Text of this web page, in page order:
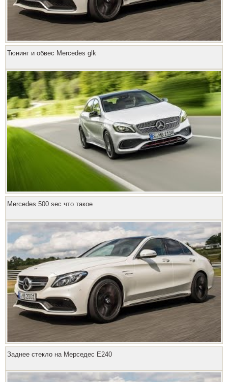
Тюнинг и обвес Mercedes glk
Mercedes 500 sec что такое
Заднее стекло на Мерседес Е240